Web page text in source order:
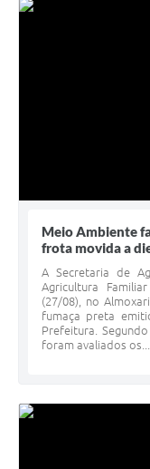
Meio Ambiente
frota movida a
A Secretaria de
Agricultura
(27/08), no
fumaça preta
Prefeitura.
foram avaliados os...